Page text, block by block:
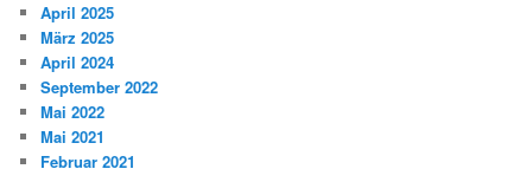
April 2025
März 2025
April 2024
September 2022
Mai 2022
Mai 2021
Februar 2021